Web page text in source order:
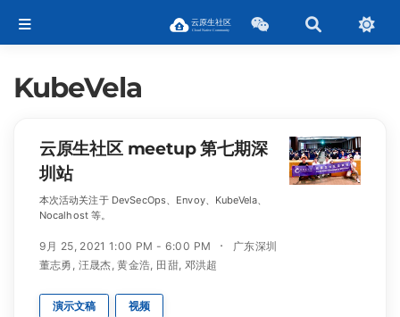
KubeVela
云原生社区 meetup 第七期深
圳站
本次活动关注于 DevSecOps、Envoy、KubeVela、
Nocalhost 等。
9月 25, 2021 1:00 PM - 6:00 PM
广东深圳
董志勇 , 汪晟杰,黄金浩, 田甜, 邓洪超
演示文稿 视频